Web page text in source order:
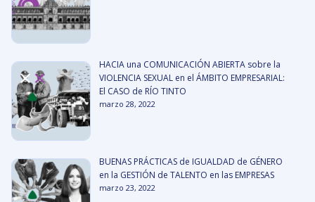
HACIA una COMUNICACIÓN ABIERTA sobre la
VIOLENCIA SEXUAL en el ÁMBITO EMPRESARIAL:
El CASO de RÍO TINTO
marzo 28, 2022
BUENAS PRÁCTICAS de IGUALDAD de GÉNERO
en la GESTIÓN de TALENTO en las EMPRESAS
marzo 23, 2022